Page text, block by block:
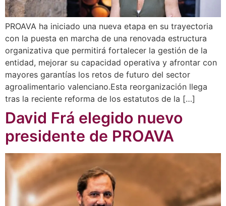
PROAVA ha iniciado una nueva etapa en su trayectoria
con la puesta en marcha de una renovada estructura
organizativa que permitirá fortalecer la gestión de la
entidad, mejorar su capacidad operativa y afrontar con
mayores garantías los retos de futuro del sector
agroalimentario valenciano.Esta reorganización llega
tras la reciente reforma de los estatutos de la […]
David Frá elegido nuevo
presidente de PROAVA